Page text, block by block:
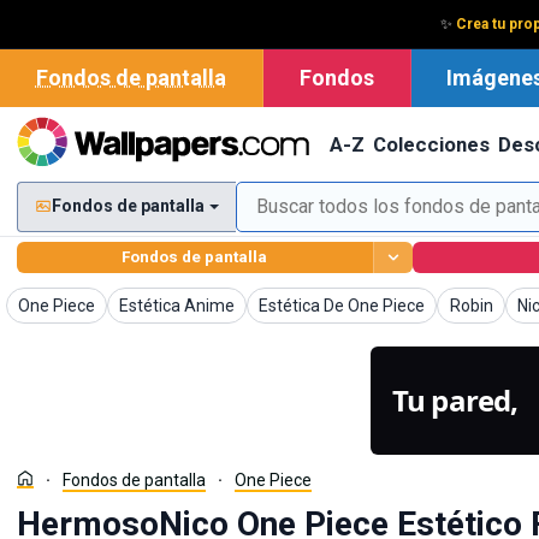
✨ Crea tu
Fondos de pantalla Fondos
A-Z Colecciones
Fondos de pantalla
Fondos de pantalla
One Piece
Fondos de pantallaEstética Anime
Fondos de pantallaEstética De One Piece
Fondos de pantalla Robin
Fondos de
Tu pared,
Fondos de pantalla One Piece
HermosoNico One Piece Estético